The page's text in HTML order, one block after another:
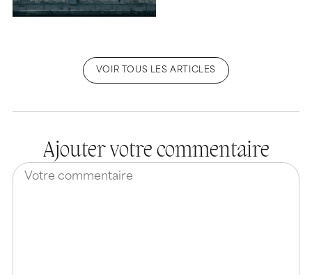
VOIR TOUS LES ARTICLES
Ajouter votre commentaire